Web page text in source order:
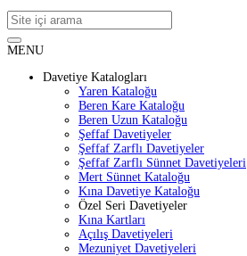
MENU
Davetiye Katalogları
Yaren Kataloğu
Beren Kare Kataloğu
Beren Uzun Kataloğu
Şeffaf Davetiyeler
Şeffaf Zarflı Davetiyeler
Şeffaf Zarflı Sünnet Davetiyeleri
Mert Sünnet Kataloğu
Kına Davetiye Kataloğu
Özel Seri Davetiyeler
Kına Kartları
Açılış Davetiyeleri
Mezuniyet Davetiyeleri